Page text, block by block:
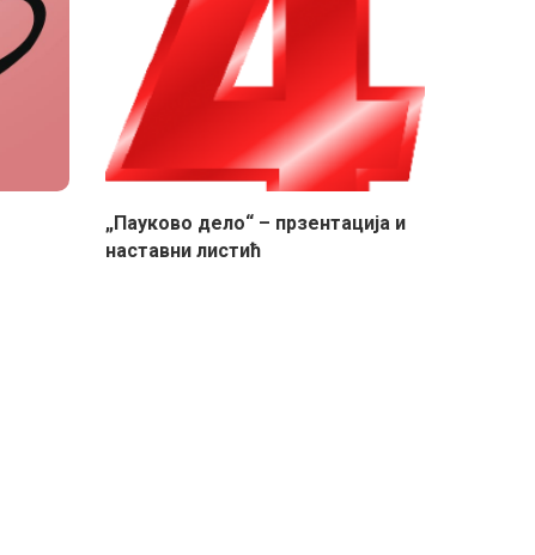
„Пауково дело“ – прзентација и
наставни листић